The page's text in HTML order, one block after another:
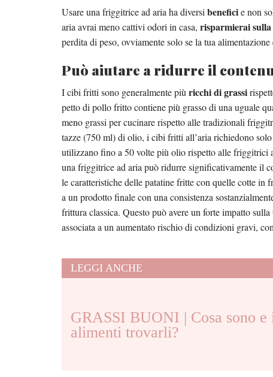
Usare una friggitrice ad aria ha diversi beneficie non
aria avrai meno cattivi odori in casa, risparmierai
perdita di peso, ovviamente solo se la tua
Può aiutare a ridurre il
I cibi fritti sono generalmente più ricchi di grassi
petto di pollo fritto contiene più grasso di una uguale
meno grassi per cucinare rispetto alle tradizionali
tazze (750 ml) di olio, i cibi fritti all’aria richiedono
utilizzano fino a 50 volte più olio rispetto alle friggitrici
una friggitrice ad aria può ridurre significativamente il
le caratteristiche delle patatine fritte con quelle cotte in
a un prodotto finale con una consistenza
frittura classica. Questo può avere un forte impatto
associata a un aumentato rischio di condizioni gravi,
LEGGI ANCHE
GRASSI BUONI | Cosa sono e
alimenti trovarli?